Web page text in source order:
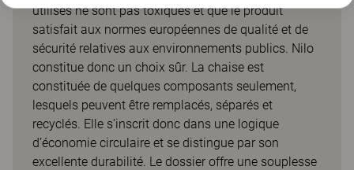
utilisés ne sont pas toxiques et que le produit
satisfait aux normes européennes de qualité et de
sécurité relatives aux environnements publics. Nilo
constitue donc un choix sûr. La chaise est
constituée de quelques composants seulement,
lesquels peuvent être remplacés, séparés et
recyclés. Elle s’inscrit donc dans une logique
d’économie circulaire et se distingue par son
excellente durabilité. Le dossier offre une souplesse